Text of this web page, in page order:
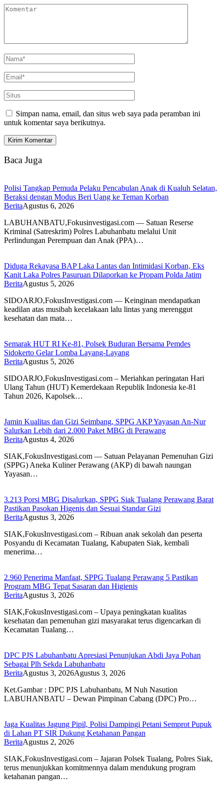
Simpan nama, email, dan situs web saya pada peramban ini
untuk komentar saya berikutnya.
Baca Juga
Polisi Tangkap Pemuda Pelaku Pencabulan Anak di Kualuh Selatan,
Beraksi dengan Modus Beri Uang ke Teman Korban
BeritaAgustus 6, 2026
LABUHANBATU,Fokusinvestigasi.com — Satuan Reserse
Kriminal (Satreskrim) Polres Labuhanbatu melalui Unit
Perlindungan Perempuan dan Anak (PPA)…
Diduga Rekayasa BAP Laka Lantas dan Intimidasi Korban, Eks
Kanit Laka Polres Pasuruan Dilaporkan ke Propam Polda Jatim
BeritaAgustus 5, 2026
SIDOARJO,FokusInvestigasi.com — Keinginan mendapatkan
keadilan atas musibah kecelakaan lalu lintas yang merenggut
kesehatan dan mata…
Semarak HUT RI Ke-81, Polsek Buduran Bersama Pemdes
Sidokerto Gelar Lomba Layang-Layang
BeritaAgustus 5, 2026
SIDOARJO,FokusInvestigasi.com – Meriahkan peringatan Hari
Ulang Tahun (HUT) Kemerdekaan Republik Indonesia ke-81
Tahun 2026, Kapolsek…
Jamin Kualitas dan Gizi Seimbang, SPPG AKP Yayasan An-Nur
Salurkan Lebih dari 2.000 Paket MBG di Perawang
BeritaAgustus 4, 2026
SIAK,FokusInvestigasi.com — Satuan Pelayanan Pemenuhan Gizi
(SPPG) Aneka Kuliner Perawang (AKP) di bawah naungan
Yayasan…
3.213 Porsi MBG Disalurkan, SPPG Siak Tualang Perawang Barat
Pastikan Pasokan Higenis dan Sesuai Standar Gizi
BeritaAgustus 3, 2026
SIAK,FokusInvestigasi.com – Ribuan anak sekolah dan peserta
Posyandu di Kecamatan Tualang, Kabupaten Siak, kembali
menerima…
2.960 Penerima Manfaat, SPPG Tualang Perawang 5 Pastikan
Program MBG Tepat Sasaran dan Higienis
BeritaAgustus 3, 2026
SIAK,FokusInvestigasi.com – Upaya peningkatan kualitas
kesehatan dan pemenuhan gizi masyarakat terus digencarkan di
Kecamatan Tualang…
DPC PJS Labuhanbatu Apresiasi Penunjukan Abdi Jaya Pohan
Sebagai Plh Sekda Labuhanbatu
BeritaAgustus 3, 2026Agustus 3, 2026
Ket.Gambar : DPC PJS Labuhanbatu, M Nuh Nasution
LABUHANBATU – Dewan Pimpinan Cabang (DPC) Pro…
Jaga Kualitas Jagung Pipil, Polisi Dampingi Petani Semprot Pupuk
di Lahan PT SIR Dukung Ketahanan Pangan
BeritaAgustus 2, 2026
SIAK,FokusInvestigasi.com – Jajaran Polsek Tualang, Polres Siak,
terus menunjukkan komitmennya dalam mendukung program
ketahanan pangan…